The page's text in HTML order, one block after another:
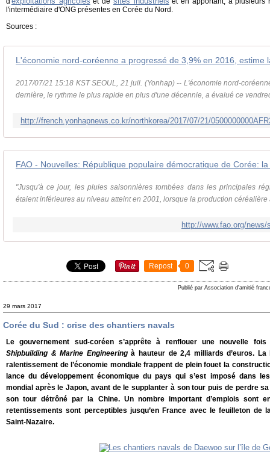
l'intermédiaire d'ONG présentes en Corée du Nord.
Sources :
L'économie nord-coréenne a progressé de 3,9% en 2016, estime
2017/07/21 15:18 KST SEOUL, 21 juil. (Yonhap) -- L'économie nord-
dernière, le rythme le plus rapide en plus d'une décennie, a évalué ce
http://french.yonhapnews.co.kr/northkorea/2017/07/21/
"Jusqu'à ce jour, les pluies saisonnières tombées dans les principales
étaient inférieures au niveau atteint en 2001, lorsque la production céréalière
http://www.fao.org/
Repost 0
Publié par Association d'amitié
29 mars 2017
Corée du Sud : crise des chantiers navals
Le gouvernement sud-coréen s’apprête à renflouer une nouvelle
Shipbuilding & Marine Engineeringà hauteur de 2,4 milliards d’euros.
ralentissement de l’économie mondiale frappent de plein fouet la
lance du développement économique du pays qui s’est imposé dans
mondial après le Japon, avant de le supplanter à son tour puis de perdre
son tour détrôné par la Chine. Un nombre important d’emplois sont
retentissements sont perceptibles jusqu’en France avec le feuilleton de
Saint-Nazaire.